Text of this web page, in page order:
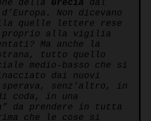
della Grecia dal
Non dicevano
quelle lettere rese
proprio alla vigilia
Ma anche la
tutto quello
medio-basso che si
dai nuovi
senz’altro, in
coda, in una
da prendere in tutta
che le cose si